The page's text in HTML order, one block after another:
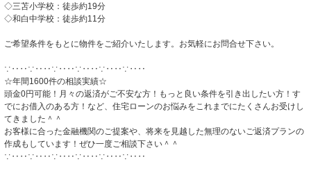
◇三苫小学校：徒歩約19分
◇和白中学校：徒歩約11分
ご希望条件をもとに物件をご紹介いたします。お気軽にお問合せ下さい。
∵‥‥∵‥‥∵‥‥∵‥‥∵‥‥∵‥‥
☆年間1600件の相談実績☆
頭金0円可能！月々の返済がご不安な方！もっと良い条件を引き出したい方！す
でにお借入のある方！など、住宅ローンのお悩みをこれまでにたくさんお受けし
てきました＾＾
お客様に合った金融機関のご提案や、将来を見越した無理のないご返済プランの
作成もしています！ぜひ一度ご相談下さい＾＾
∵‥‥∵‥‥∵‥‥∵‥‥∵‥‥∵‥‥